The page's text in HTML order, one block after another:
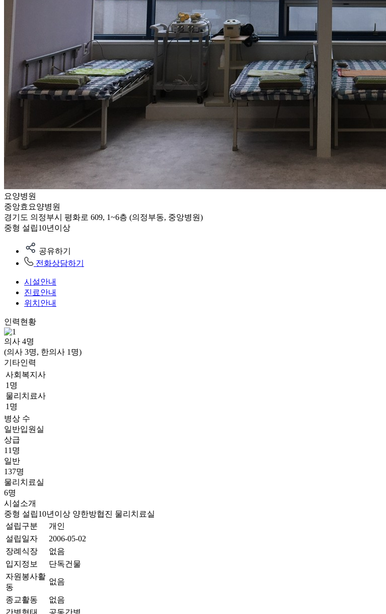
요양병원
중앙효요양병원
경기도 의정부시 평화로 609, 1~6층 (의정부동, 중앙병원)
중형 설립10년이상
공유하기
전화상담하기
시설안내
진료안내
위치안내
인력현황
의사 4명
(의사 3명, 한의사 1명)
기타인력
사회복지사
1명
물리치료사
1명
병상 수
일반입원실
상급
11명
일반
137명
물리치료실
6명
시설소개
중형 설립10년이상 양한방협진 물리치료실
설립구분
개인
설립일자
2006-05-02
장례식장
없음
입지정보
단독건물
자원봉사활
동
없음
종교활동
없음
간병형태
공동간병